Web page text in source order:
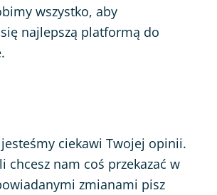
wszystko, aby
najlepszą platformą do
ciekawi Twojej opinii.
chcesz nam coś przekazać w
zmianami pisz